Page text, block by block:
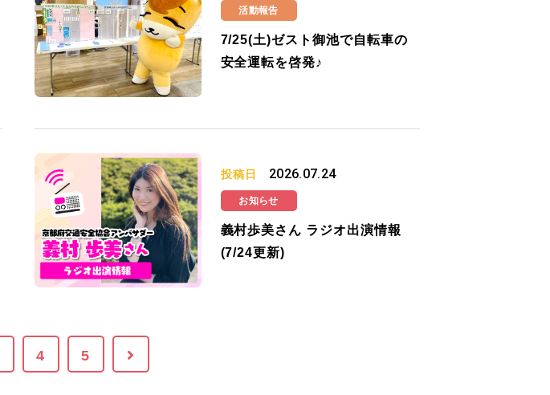
活動報告
7/25(土)ゼスト御池で自転車の
安全運転を啓発♪
投稿日 2026.07.24
お知らせ
義村歩美さん ラジオ出演情報
(7/24更新)
4 5